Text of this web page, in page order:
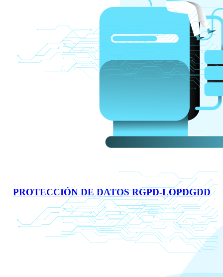
PROTECCIÓN DE DATOS RGPD-LOPDGDD